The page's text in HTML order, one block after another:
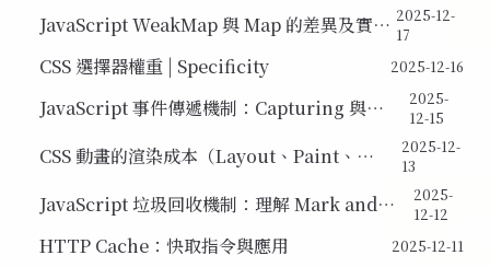
JavaScript WeakMap 與 Map 的差異及實際 2025-12-
17
CSS 選擇器權重 | Specificity 2025-12-16
JavaScript 事件傳遞機制：Capturing 與
2025-
12-15
CSS 動畫的渲染成本（Layout、Paint、
2025-12-
13
JavaScript 垃圾回收機制：理解 Mark and
2025-
12-12
HTTP Cache：快取指令與應用 2025-12-11